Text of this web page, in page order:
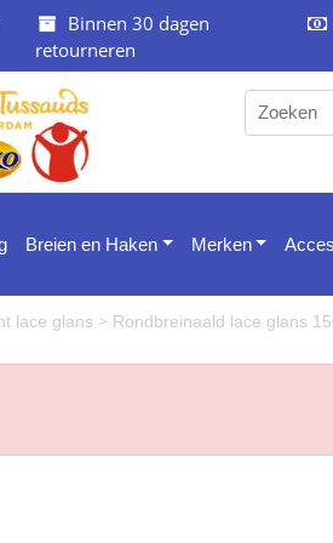
Binnen 30 dagen
retourneren
Breien en Haken Merken
lace glans > Rondbreinaald lace glans